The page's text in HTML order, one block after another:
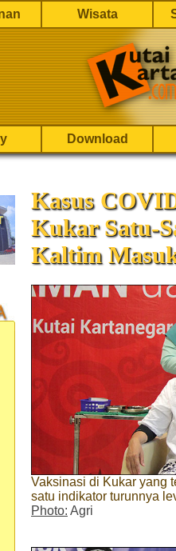
Wisata
Download
Kasus
Kukar Satu-
Kaltim
Vaksinasi di Kukar yang
satu indikator turunnya
Photo: Agri